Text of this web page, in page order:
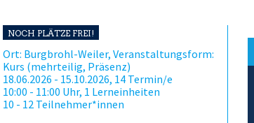
NOCH PLÄTZE FREI!
Ort: Burgbrohl-Weiler, Veranstaltungsform:
Kurs (mehrteilig, Präsenz)
18.06.2026 - 15.10.2026, 14 Termin/e
10:00 - 11:00 Uhr, 1 Lerneinheiten
10 - 12 Teilnehmer*innen